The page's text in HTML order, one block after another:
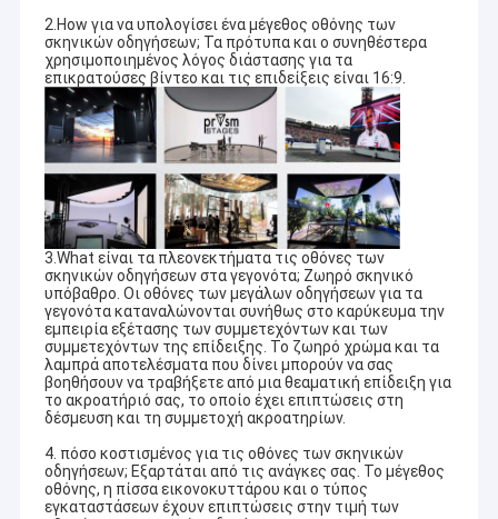
2.How για να υπολογίσει ένα μέγεθος οθόνης των
σκηνικών οδηγήσεων; Τα πρότυπα και ο συνηθέστερα
χρησιμοποιημένος λόγος διάστασης για τα
επικρατούσες βίντεο και τις επιδείξεις είναι 16:9.
3.What είναι τα πλεονεκτήματα τις οθόνες των
σκηνικών οδηγήσεων στα γεγονότα; Ζωηρό σκηνικό
υπόβαθρο. Οι οθόνες των μεγάλων οδηγήσεων για τα
γεγονότα καταναλώνονται συνήθως στο καρύκευμα την
εμπειρία εξέτασης των συμμετεχόντων και των
συμμετεχόντων της επίδειξης. Το ζωηρό χρώμα και τα
λαμπρά αποτελέσματα που δίνει μπορούν να σας
βοηθήσουν να τραβήξετε από μια θεαματική επίδειξη για
το ακροατήριό σας, το οποίο έχει επιπτώσεις στη
δέσμευση και τη συμμετοχή ακροατηρίων.
4. πόσο κοστισμένος για τις οθόνες των σκηνικών
οδηγήσεων; Εξαρτάται από τις ανάγκες σας. Το μέγεθος
οθόνης, η πίσσα εικονοκυττάρου και ο τύπος
εγκαταστάσεων έχουν επιπτώσεις στην τιμή των